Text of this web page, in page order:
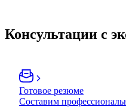
Консультации с
Готовое резюме
Составим